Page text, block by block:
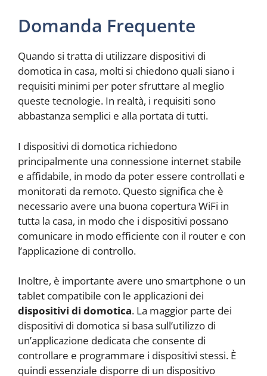
Domanda Frequente
Quando si tratta di utilizzare dispositivi di
domotica in casa, molti si chiedono quali siano i
requisiti minimi per poter sfruttare al meglio
queste tecnologie. In realtà, i requisiti sono
abbastanza semplici e alla portata di tutti.
I dispositivi di domotica richiedono
principalmente una connessione internet stabile
e affidabile, in modo da poter essere controllati e
monitorati da remoto. Questo significa che è
necessario avere una buona copertura WiFi in
tutta la casa, in modo che i dispositivi possano
comunicare in modo efficiente con il router e con
l’applicazione di controllo.
Inoltre, è importante avere uno smartphone o un
tablet compatibile con le applicazioni dei
dispositivi di domotica. La maggior parte dei
dispositivi di domotica si basa sull’utilizzo di
un’applicazione dedicata che consente di
controllare e programmare i dispositivi stessi. È
quindi essenziale disporre di un dispositivo